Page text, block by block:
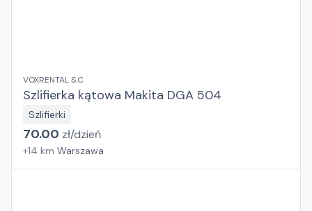
VOXRENTAL S.C
Szlifierka kątowa Makita DGA 504
Szlifierki
70.00 zł/dzień
+14 km Warszawa